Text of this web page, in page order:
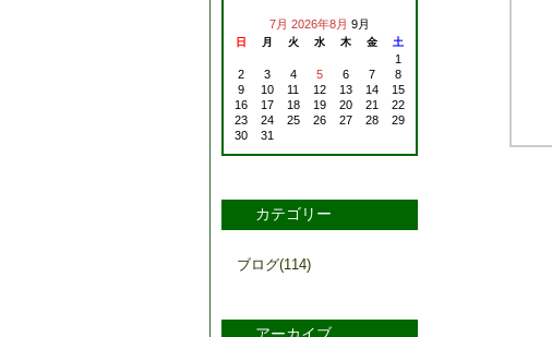
7月 2026年8月 9月
日 月 火 水 木 金 土
1
2
3 4 5 6 7
8
9
10 11 12 13 14
15
16
17 18 19 20 21
22
23
24 25 26 27 28
29
30
31
カテゴリー
ブログ(114)